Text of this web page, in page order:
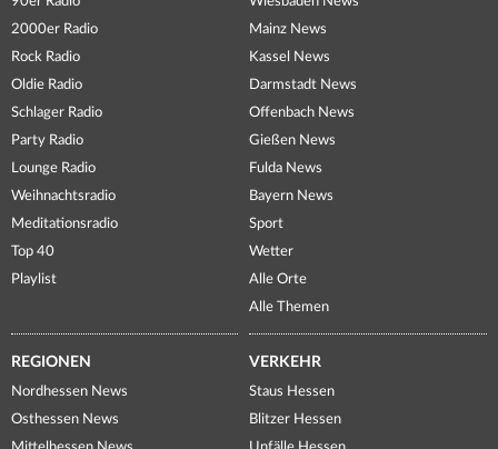
2000er Radio
Rock Radio
Oldie Radio
Schlager Radio
Party Radio
Lounge Radio
Weihnachtsradio
Meditationsradio
Top 40
Playlist
Mainz News
Kassel News
Darmstadt News
Offenbach News
Gießen News
Fulda News
Bayern News
Sport
Wetter
Alle Orte
Alle Themen
REGIONEN
Nordhessen News
Osthessen News
VERKEHR
Staus Hessen
Blitzer Hessen